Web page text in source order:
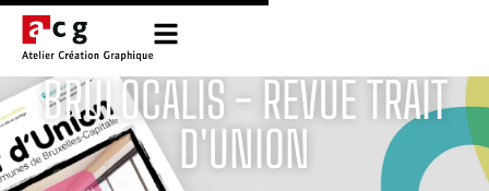
BRULOCALIS - REVUE TRAIT
D'UNION